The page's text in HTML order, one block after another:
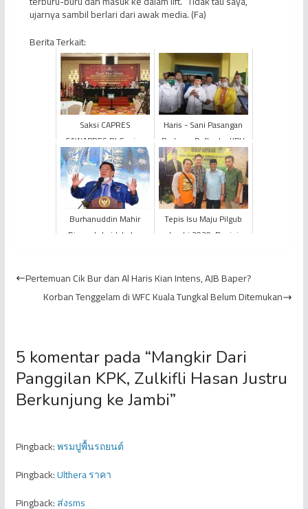
ujarnya sambil berlari dari awak media. (Fa)
Berita Terkait:
Saksi CAPRES
CAWAPRES RI Ganjar-
Mahfud Tolak
Tandatangani Hasil
Rapat Pleno di Kota J...
Haris - Sani Pasangan
Pertama Daftar ke KPU
Burhanuddin Mahir
Dicopot dari Jabatan
Demokr...
Tepis Isu Maju Pilgub
Jambi 2020, Begini
Pertemuan Cik Bur dan Al Haris Kian Intens, AJB Baper?
Korban Tenggelam di WFC Kuala Tungkal Belum Ditemukan
5 komentar pada “Mangkir Dari
Panggilan KPK, Zulkifli Hasan Justru
Berkunjung ke Jambi”
Pingback:พรมปูพื้นรถยนต์
Pingback:Ulthera ราคา
Pingback:ส่งsms